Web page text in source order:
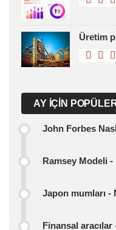
Üretim
AY IÇIN
John Forbes
Ramsey Modeli -
Japon mumları -
Finansal aracılar